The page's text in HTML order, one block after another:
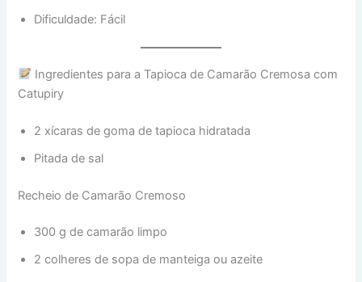
Dificuldade: Fácil
Ingredientes para a Tapioca de Camarão Cremosa com
Catupiry
2 xícaras de goma de tapioca hidratada
Pitada de sal
Recheio de Camarão Cremoso
300 g de camarão limpo
2 colheres de sopa de manteiga ou azeite